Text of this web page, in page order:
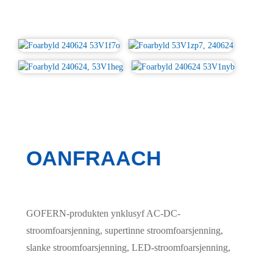
OANFRAACH
GOFERN-produkten ynklusyf AC-DC-
stroomfoarsjenning, supertinne stroomfoarsjenning,
slanke stroomfoarsjenning, LED-stroomfoarsjenning,